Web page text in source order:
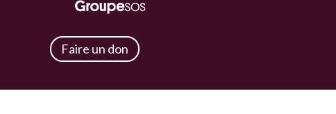
Faire un don